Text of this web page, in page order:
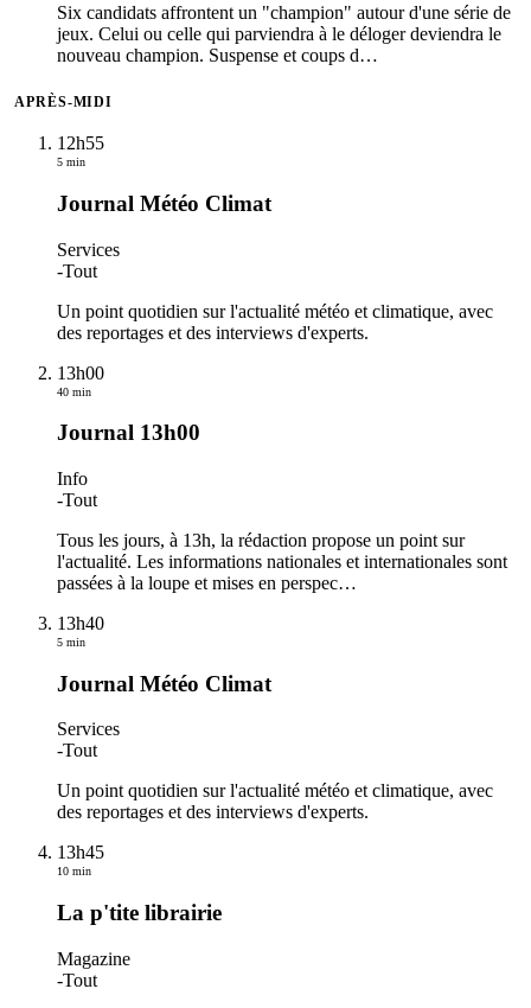
Six candidats affrontent un "champion" autour d'une série de
jeux. Celui ou celle qui parviendra à le déloger deviendra le
nouveau champion. Suspense et coups d…
APRÈS-MIDI
12h55
5 min
Journal Météo Climat
Services
-Tout
Un point quotidien sur l'actualité météo et climatique, avec
des reportages et des interviews d'experts.
13h00
40 min
Journal 13h00
Info
-Tout
Tous les jours, à 13h, la rédaction propose un point sur
l'actualité. Les informations nationales et internationales sont
passées à la loupe et mises en perspec…
13h40
5 min
Journal Météo Climat
Services
-Tout
Un point quotidien sur l'actualité météo et climatique, avec
des reportages et des interviews d'experts.
13h45
10 min
La p'tite librairie
Magazine
-Tout